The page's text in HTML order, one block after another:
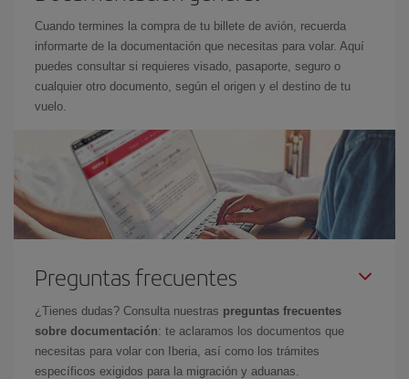
Cuando termines la compra de tu billete de avión, recuerda
informarte de la documentación que necesitas para volar. Aquí
puedes consultar si requieres visado, pasaporte, seguro o
cualquier otro documento, según el origen y el destino de tu
vuelo.
Preguntas frecuentes
¿Tienes dudas? Consulta nuestras preguntas frecuentes
sobre documentación: te aclaramos los documentos que
necesitas para volar con Iberia, así como los trámites
específicos exigidos para la migración y aduanas.